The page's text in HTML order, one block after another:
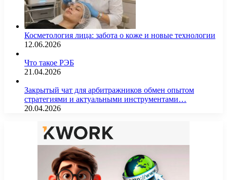
Косметология лица: забота о коже и новые технологии
12.06.2026
Что такое РЭБ
21.04.2026
Закрытый чат для арбитражников обмен опытом
стратегиями и актуальными инструментами…
20.04.2026